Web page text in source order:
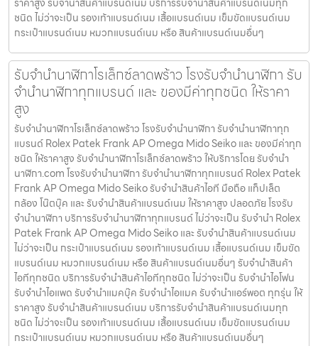
ชนิด ไม่ว่าจะเป็น รองเท้าแบรนด์เนม เสื้อแบรนด์เนม เข็มขัดแบรนด์เนม
กระเป๋าแบรนด์เนม หมวกแบรนด์เนม หรือ สินค้าแบรนด์เนมอื่นๆ
รับจำนำนาฬิกาโรเล็กซ์ลาดพร้าว โรงรับจำนำนาฬิกา รับ
จำนำนาฬิกาทุกแบรนด์ และ ของมีค่าทุกชนิด ให้ราคา
สูง
รับจำนำนาฬิกาโรเล็กซ์ลาดพร้าว โรงรับจำนำนาฬิกา รับจำนำนาฬิกาทุก
แบรนด์ Rolex Patek Frank AP Omega Mido Seiko และ ของมีค่าทุก
ชนิด ให้ราคาสูง รับจำนำนาฬิกาโรเล็กซ์ลาดพร้าว ให้บริการโดย รับจํานํา
นาฬิกา.com โรงรับจำนำนาฬิกา รับจำนำนาฬิกาทุกแบรนด์ Rolex Patek
Frank AP Omega Mido Seiko รับจำนำสินค้าไอที มือถือ แท็ปเล็ต
กล้อง โน๊ตบุ๊ค และ รับจำนำสินค้าแบรนด์เนม ให้ราคาสูง ปลอดภัย โรงรับ
จำนำนาฬิกา บริการรับจำนำนาฬิกาทุกแบรนด์ ไม่ว่าจะเป็น รับจำนำ Rolex
Patek Frank AP Omega Mido Seiko และ รับจำนำสินค้าแบรนด์เนม
ไม่ว่าจะเป็น กระเป๋าแบรนด์เนม รองเท้าแบรนด์เนม เสื้อแบรนด์เนม เข็มขัด
แบรนด์เนม หมวกแบรนด์เนม หรือ สินค้าแบรนด์เนมอื่นๆ รับจำนำสินค้า
ไอทีทุกชนิด บริการรับจำนำสินค้าไอทีทุกชนิด ไม่ว่าจะเป็น รับจำนำไอโฟน
รับจำนำไอแพด รับจำนำแมคบุ๊ค รับจำนำไอแมค รับจำนำแอร์พอต ทุกรุ่น ให้
ราคาสูง รับจำนำสินค้าแบรนด์เนม บริการรับจำนำสินค้าแบรนด์เนมทุก
ชนิด ไม่ว่าจะเป็น รองเท้าแบรนด์เนม เสื้อแบรนด์เนม เข็มขัดแบรนด์เนม
กระเป๋าแบรนด์เนม หมวกแบรนด์เนม หรือ สินค้าแบรนด์เนมอื่นๆ